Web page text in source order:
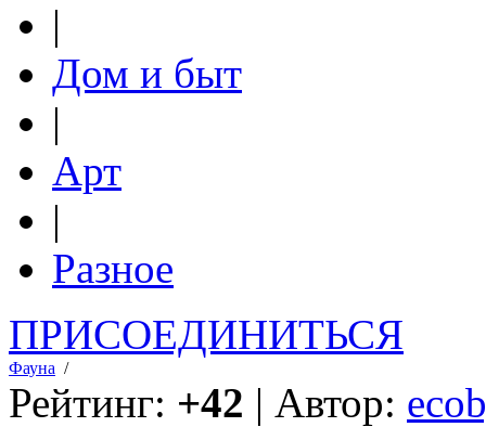
|
Дом и быт
|
Арт
|
Разное
ПРИСОЕДИНИТЬСЯ
Фауна /
Рейтинг: +42 | Автор: